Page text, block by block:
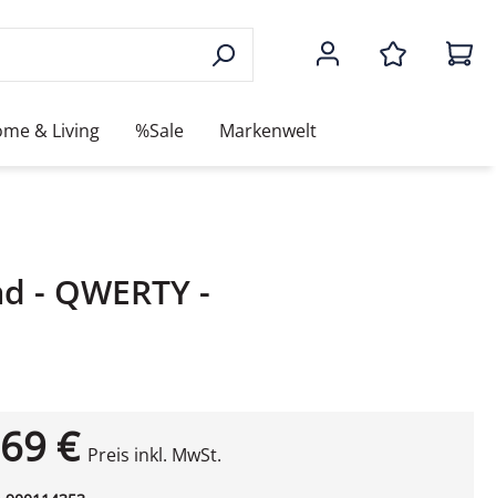
& Living %Sale Markenwelt
QWERTY -
€ Preis inkl. MwSt.